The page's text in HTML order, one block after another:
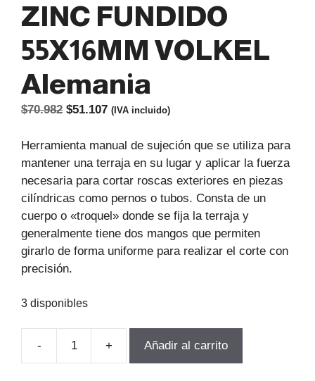
ZINC FUNDIDO
55X16MM VOLKEL
Alemania
$70.982 El
original
era:
$70.982.
$51.107El
actual
es:
$51.107.
(IVA incluido)
Herramienta manual de sujeción que se utiliza para
mantener una terraja en su lugar y aplicar la fuerza
necesaria para cortar roscas exteriores en piezas
cilíndricas como pernos o tubos. Consta de un
cuerpo o «troquel» donde se fija la terraja y
generalmente tiene dos mangos que permiten
girarlo de forma uniforme para realizar el corte con
precisión.
3 disponibles
-
PORTA
+ Añadir al carrito